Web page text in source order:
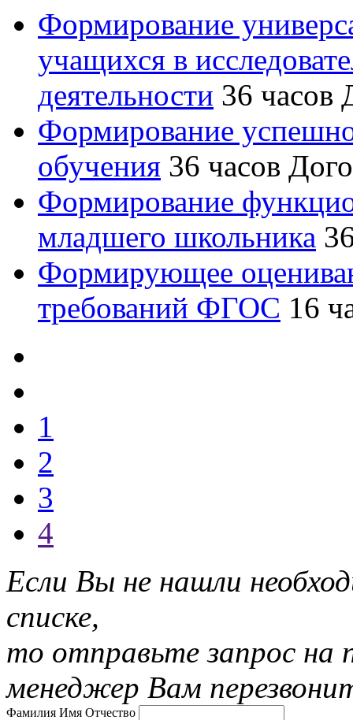
Формирование
учащихся в
деятельности 36 часов
Формирование
обучения 36 часов
Формирование
младшего школьника
Формирующее
требований ФГОС 16
1
2
3
4
Если Вы не нашли
списке,
то отправьте запрос на
менеджер Вам
Фамилия Имя Отчество